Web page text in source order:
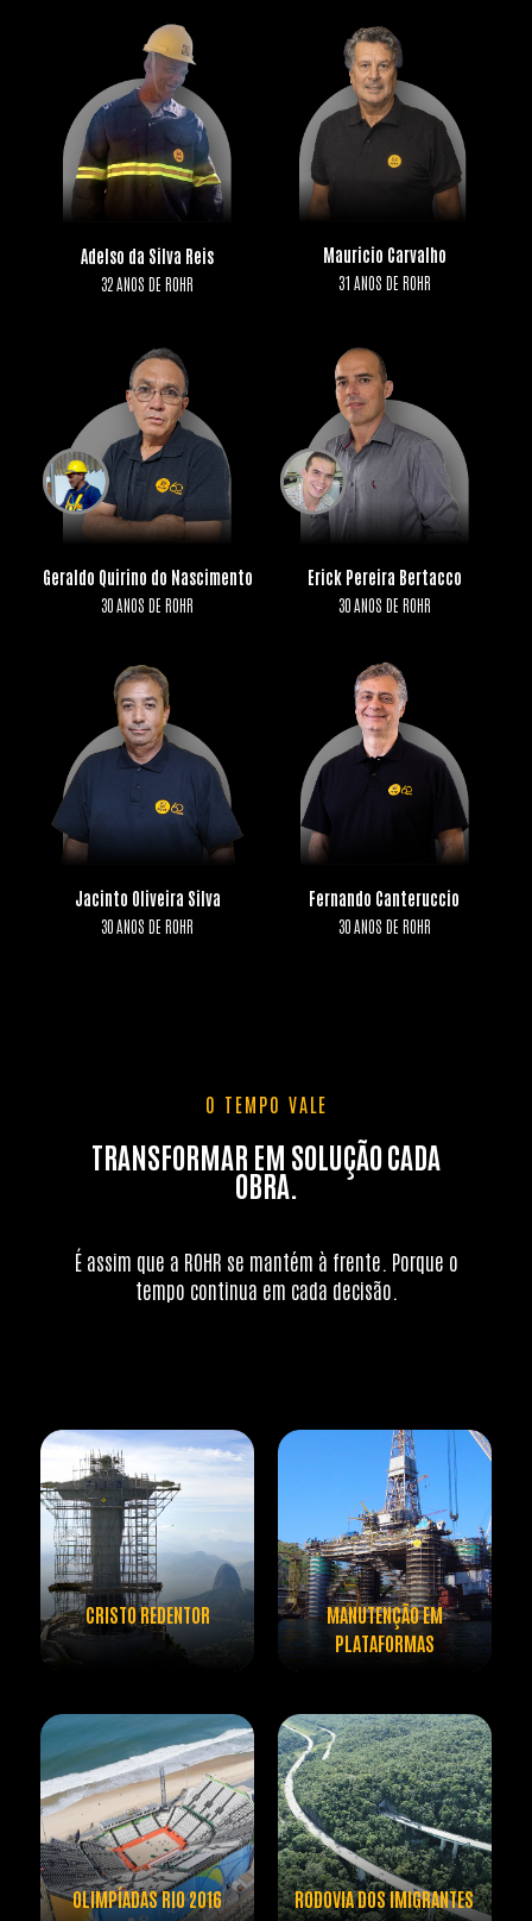
Adelso da Silva Reis
32 ANOS DE ROHR
Mauricio Carvalho
31 ANOS DE ROHR
Geraldo Quirino do Nascimento
30 ANOS DE ROHR
Erick Pereira Bertacco
30 ANOS DE ROHR
Jacinto Oliveira Silva
30 ANOS DE ROHR
Fernando Canteruccio
30 ANOS DE ROHR
O TEMPO VALE
TRANSFORMAR EM SOLUÇÃO CADA
OBRA.
É assim que a ROHR se mantém à frente. Porque o
tempo continua em cada decisão.
CRISTO REDENTOR
MANUTENÇÃO EM
PLATAFORMAS
OLIMPÍADAS RIO 2016 RODOVIA DOS IMIGRANTES